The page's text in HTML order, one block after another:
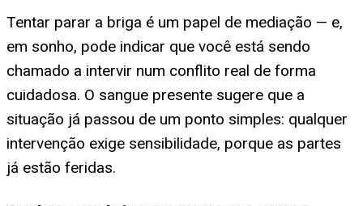
Tentar parar a briga é um papel de mediação — e,
em sonho, pode indicar que você está sendo
chamado a intervir num conflito real de forma
cuidadosa. O sangue presente sugere que a
situação já passou de um ponto simples: qualquer
intervenção exige sensibilidade, porque as partes
já estão feridas.